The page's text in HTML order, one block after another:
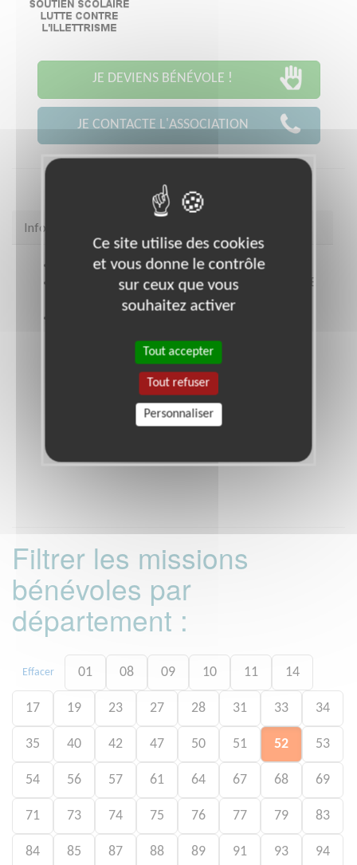
JE DEVIENS BÉNÉVOLE !
JE CONTACTE L'ASSOCIATION
Infos pratiques
Site web www.restosducoeur.org/
Coordonnées 28, Rue Gaston Lamy MONDEVILLE
Filtrer les missions
bénévoles par
département :
Effacer 01 08 09 10 11 14
17 19 23 27 28 31 33 34
35 40 42 47 50 51 52 53
54 56 57 61 64 67 68 69
71 73 74 75 76 77 79 83
84 85 87 88 89 91 93 94
Ce site utilise des cookies
et vous donne le contrôle
sur ceux que vous
souhaitez activer
Tout accepter
Tout refuser
Personnaliser